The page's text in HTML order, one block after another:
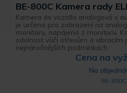
BE-800C Kamera rady
Kamera do vozidla analogová s
je určena pro zobrazení na
monitoru, napájená z monitoru.
odolnost vůči otřesům a vibracím
nejnáročnějších podmínkách.
Cena na
Na
BE-800C